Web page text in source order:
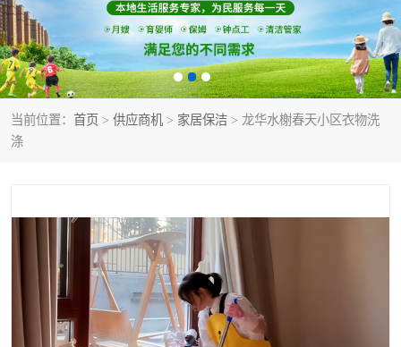
当前位置： 首页 > 供应商机 > 家居保洁 > 龙华水榭春天小区衣物洗
涤
家庭保姆 家政服务